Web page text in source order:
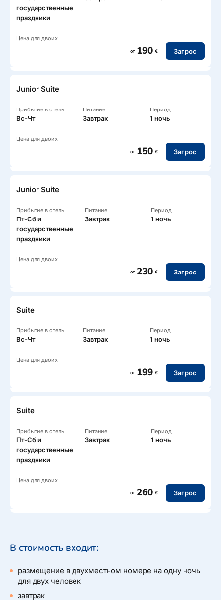
государственные
праздники
Цена для двоих
от 190 € Запрос
Junior Suite
Прибытие в отель
Вс-Чт
Питание
Завтрак
Период
1 ночь
Цена для двоих
от 150 € Запрос
Junior Suite
Прибытие в отель
Пт-Сб и
государственные
праздники
Питание
Завтрак
Период
1 ночь
Цена для двоих
от 230 € Запрос
Suite
Прибытие в отель
Вс-Чт
Питание
Завтрак
Период
1 ночь
Цена для двоих
от 199 € Запрос
Suite
Прибытие в отель
Пт-Сб и
государственные
праздники
Питание
Завтрак
Период
1 ночь
Цена для двоих
от 260 € Запрос
В стоимость входит:
размещение в двухместном номере на одну ночь
для двух человек
завтрак